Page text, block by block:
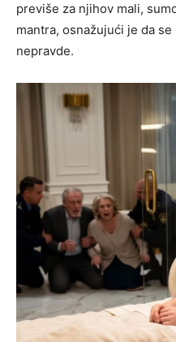
previše za njihov mali,
mantra, osnažujući je da
nepravde.